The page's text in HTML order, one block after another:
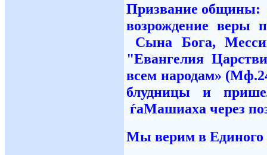
Призвание общины:
возрождение веры
Сына Бога,
"Евангелия
всем народам»
блудницы и
ѓаМашиаха через
Мы верим в Единого